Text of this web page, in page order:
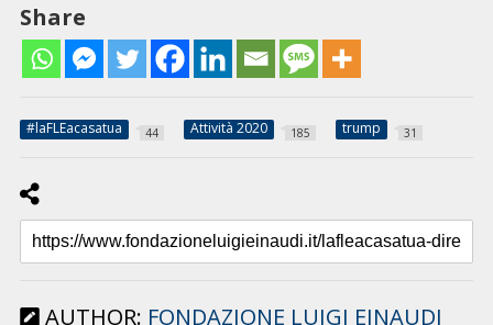
Share
#laFLEacasatua 44 Attività 2020 185 trump 31
AUTHOR: FONDAZIONE LUIGI EINAUDI